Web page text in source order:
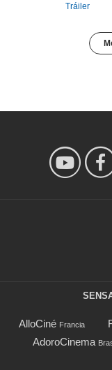
Tráiler
AlloCiné Francia
AdoroCinema